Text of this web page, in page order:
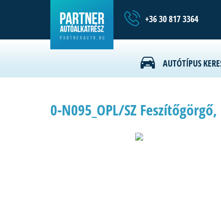
+36 30 817 3364
AUTÓTÍPUS
0-N095_OPL/SZ